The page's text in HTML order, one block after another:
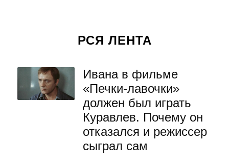
РСЯ ЛЕНТА
Ивана в фильме
«Печки-лавочки»
должен был играть
Куравлев. Почему он
отказался и режиссер
сыграл сам